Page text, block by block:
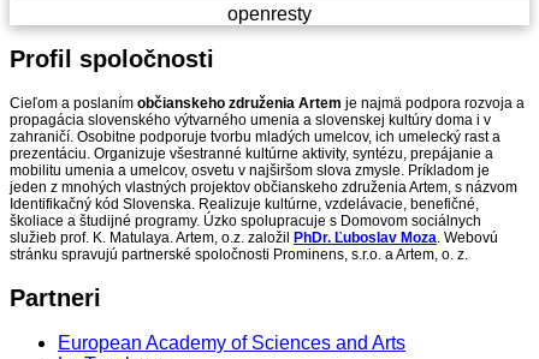
openresty
Profil spoločnosti
Cieľom a poslaním občianskeho združenia Artem je najmä podpora rozvoja a
propagácia slovenského výtvarného umenia a slovenskej kultúry doma i v
zahraničí. Osobitne podporuje tvorbu mladých umelcov, ich umelecký rast a
prezentáciu. Organizuje všestranné kultúrne aktivity, syntézu, prepájanie a
mobilitu umenia a umelcov, osvetu v najširšom slova zmysle. Príkladom je
jeden z mnohých vlastných projektov občianskeho združenia Artem, s názvom
Identifikačný kód Slovenska. Realizuje kultúrne, vzdelávacie, benefičné,
školiace a študijné programy. Úzko spolupracuje s Domovom sociálnych
služieb prof. K. Matulaya. Artem, o.z. založil
PhDr. Ľuboslav Moza. Webovú
stránku spravujú partnerské spoločnosti Prominens, s.r.o. a Artem, o. z.
Partneri
European Academy of Sciences and Arts